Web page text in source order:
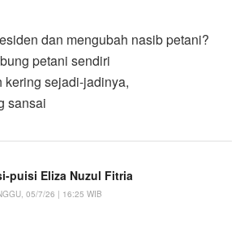
dan mengubah nasib petani?
petani sendiri
sejadi-jadinya,
sansai
puisi Eliza Nuzul Fitria
05/7/26 | 16:25 WIB